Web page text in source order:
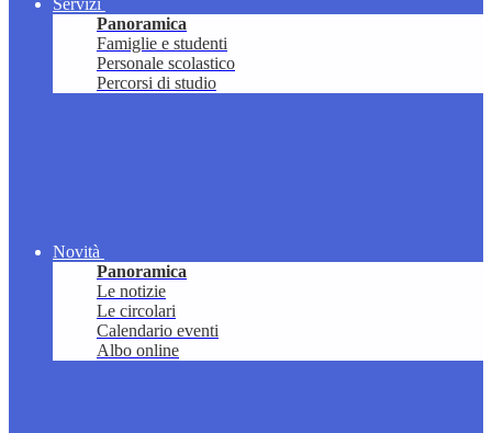
Servizi
Panoramica
Famiglie e studenti
Personale scolastico
Percorsi di studio
Novità
Panoramica
Le notizie
Le circolari
Calendario eventi
Albo online